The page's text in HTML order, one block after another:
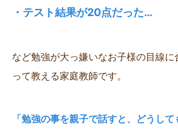
・テスト結果が20点だった…
など勉強が大っ嫌いなお子様の目線
って教える家庭教師です。
「勉強の事を親子で話すと、どうして